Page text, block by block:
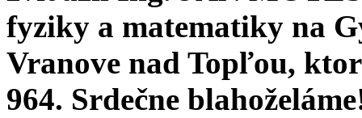
fyziky a matematiky na
Vranove nad Topľou,
964. Srdečne